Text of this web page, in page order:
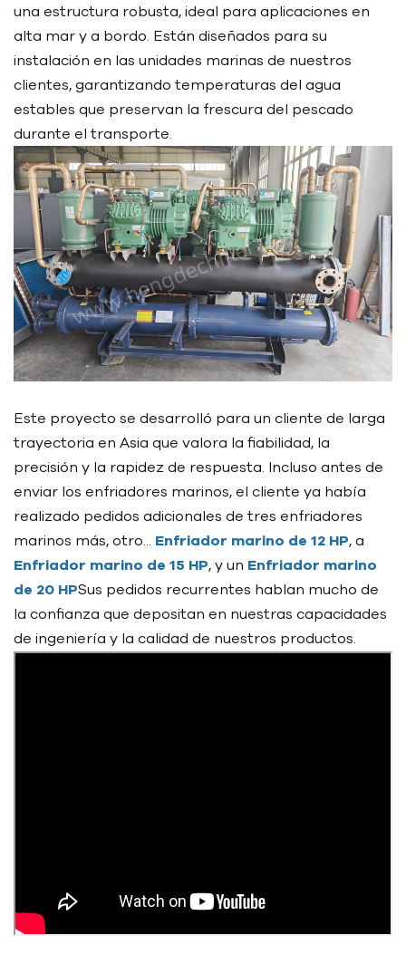
una estructura robusta, ideal para aplicaciones en
alta mar y a bordo. Están diseñados para su
instalación en las unidades marinas de nuestros
clientes, garantizando temperaturas del agua
estables que preservan la frescura del pescado
durante el transporte.
Este proyecto se desarrolló para un cliente de larga
trayectoria en Asia que valora la fiabilidad, la
precisión y la rapidez de respuesta. Incluso antes de
enviar los enfriadores marinos, el cliente ya había
realizado pedidos adicionales de tres enfriadores
marinos más, otro... Enfriador marino de 12 HP, a
Enfriador marino de 15 HP, y un Enfriador marino
de 20 HPSus pedidos recurrentes hablan mucho de
la confianza que depositan en nuestras capacidades
de ingeniería y la calidad de nuestros productos.